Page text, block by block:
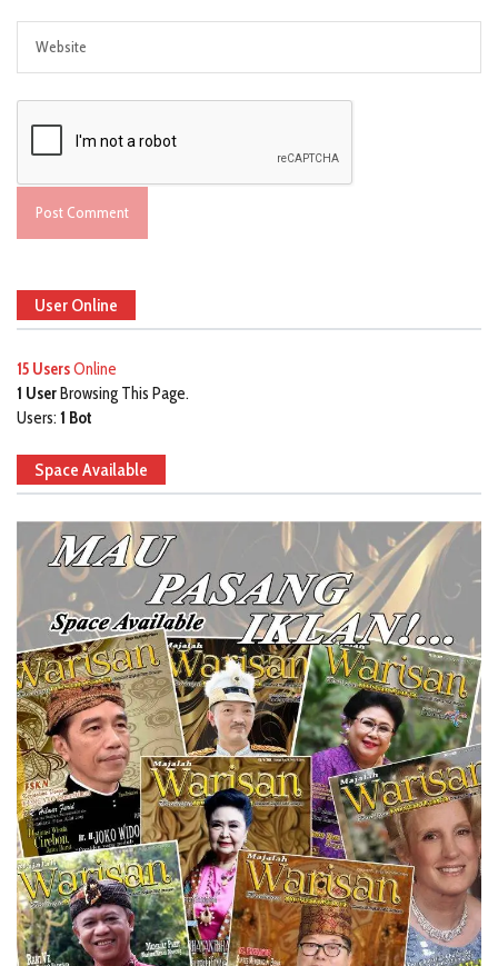
User Online
15 UsersOnline
1 UserBrowsing This Page.
Users: 1 Bot
Space Available